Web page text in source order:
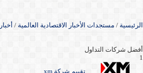
الرئيسية / مستجدات الأخبار الاقتصادية العالمية /
أفضل شركات التداول
1
تقييم شركة xm